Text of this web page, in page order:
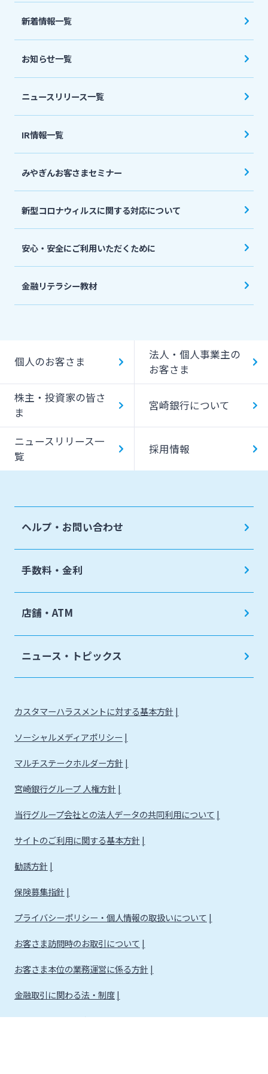
法人・個人事業主のお客さま
宮崎銀行について
ニュースリリース一覧
採用情報
お問い合わせ先一覧
新着情報一覧
お知らせ一覧
ニュースリリース一覧
IR情報一覧
みやぎんお客さまセミナー
新型コロナウィルスに関する対応について
安心・安全にご利用いただくために
金融リテラシー教材
個人のお客さま
法人・個人事業主の
お客さま
株主・投資家の皆さ
ま
宮崎銀行について
ニュースリリース一
覧
採用情報
ヘルプ・お問い合わせ
手数料・金利
店舗・ATM
ニュース・トピックス
カスタマーハラスメントに対する基本方針
ソーシャルメディアポリシー
マルチステークホルダー方針
宮崎銀行グループ 人権方針
当行グループ会社との法人データの共同利用について
サイトのご利用に関する基本方針
勧誘方針
保険募集指針
プライバシーポリシー・個人情報の取扱いについて
お客さま訪問時のお取引について
お客さま本位の業務運営に係る方針
金融取引に関わる法・制度
金融取引に関わる方針